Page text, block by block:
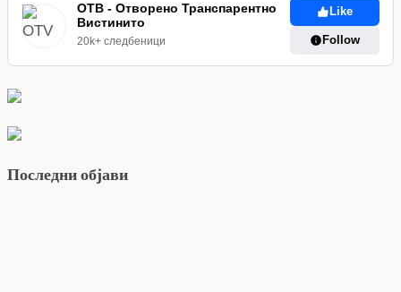
ОТВ - Отворено Транспарентно
Вистинито
20k+ следбеници
Like
Follow
Последни објави